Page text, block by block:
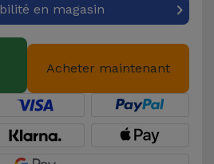
en magasin
Acheter maintenant